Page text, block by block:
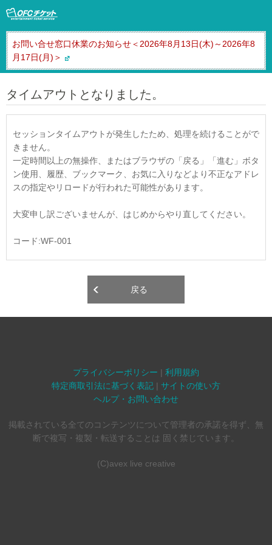
お問い合せ窓口休業のお知らせ＜2026年8月13日(木)～2026年8
月17日(月)＞
タイムアウトとなりました。
セッションタイムアウトが発生したため、処理を続けることがで
きません。
一定時間以上の無操作、またはブラウザの「戻る」「進む」ボタ
ン使用、履歴、ブックマーク、お気に入りなどより不正なアドレ
スの指定やリロードが行われた可能性があります。
大変申し訳ございませんが、はじめからやり直してください。
コード:WF-001
戻る
プライバシーポリシー | 利用規約
特定商取引法に基づく表記 | サイトの使い方
ヘルプ・お問い合わせ
掲載されている全てのコンテンツについて管理者の承諾を得ず、無
断で複写・複製・転送することは 固く禁じています。
(C)avex live creative